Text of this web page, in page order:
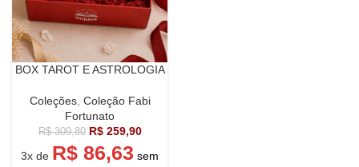
BOX TAROT E ASTROLOGIA
Coleções, Coleção Fabi
Fortunato
R$309,80 R$259,90
3x de R$ 86,63 sem